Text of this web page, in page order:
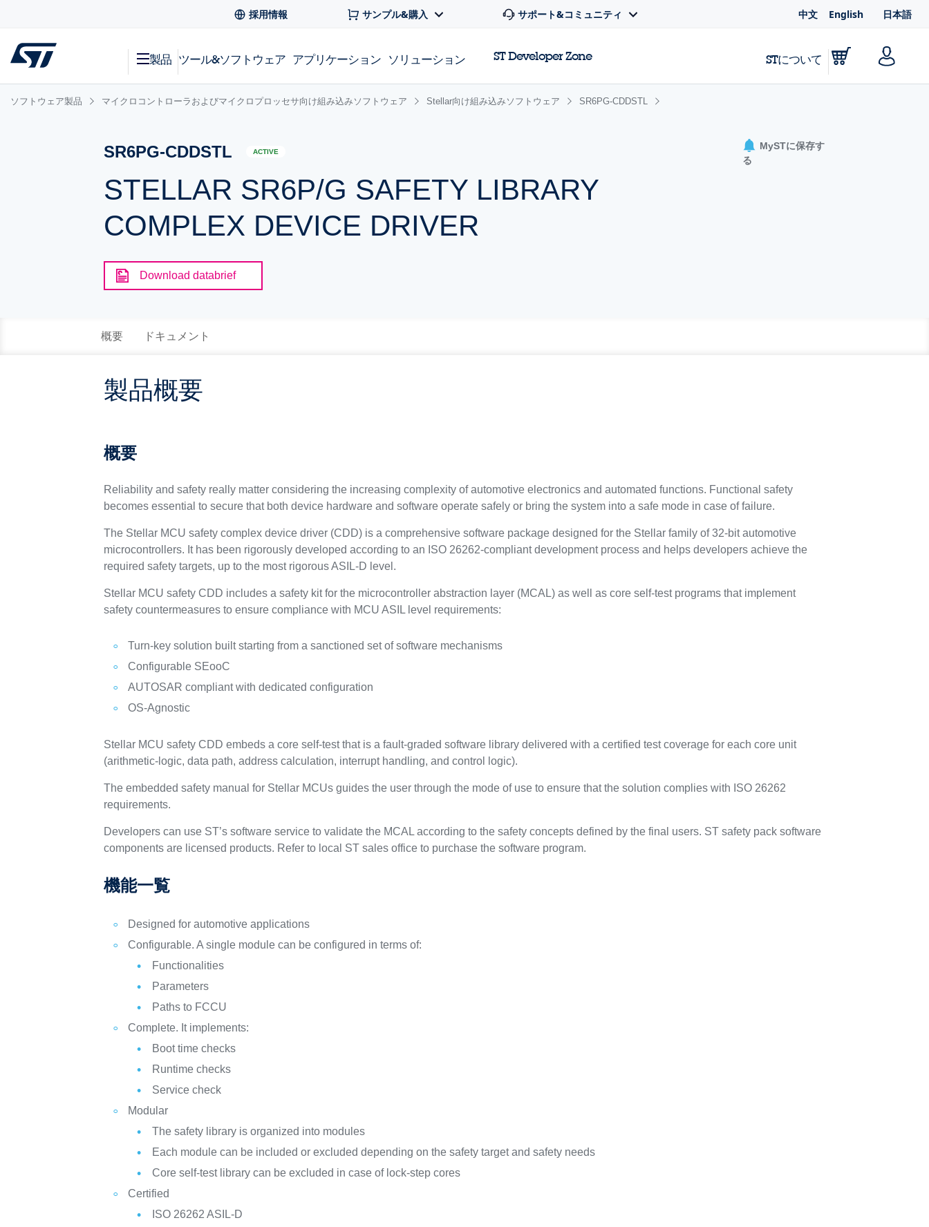
採用情報 サンプル&購入 サポート&コミュニティ 中文 English 日本語
製品 ツール&ソフトウェア アプリケーション ソリューション ST Developer Zone STについて
ソフトウェア製品 マイクロコントローラおよびマイクロプロッセサ向け組み込みソフトウェア Stellar向け組み込みソフトウェア SR6PG-CDDSTL
SR6PG-CDDSTL ACTIVE
STELLAR SR6P/G SAFETY LIBRARY
COMPLEX DEVICE DRIVER
MySTに保存す
る
Download databrief
概要 ドキュメント
製品概要
概要
Reliability and safety really matter considering the increasing complexity of automotive electronics and automated functions. Functional safety
becomes essential to secure that both device hardware and software operate safely or bring the system into a safe mode in case of failure.
The Stellar MCU safety complex device driver (CDD) is a comprehensive software package designed for the Stellar family of 32-bit automotive
microcontrollers. It has been rigorously developed according to an ISO 26262-compliant development process and helps developers achieve the
required safety targets, up to the most rigorous ASIL-D level.
Stellar MCU safety CDD includes a safety kit for the microcontroller abstraction layer (MCAL) as well as core self-test programs that implement
safety countermeasures to ensure compliance with MCU ASIL level requirements:
Turn-key solution built starting from a sanctioned set of software mechanisms
Configurable SEooC
AUTOSAR compliant with dedicated configuration
OS-Agnostic
Stellar MCU safety CDD embeds a core self-test that is a fault-graded software library delivered with a certified test coverage for each core unit
(arithmetic-logic, data path, address calculation, interrupt handling, and control logic).
The embedded safety manual for Stellar MCUs guides the user through the mode of use to ensure that the solution complies with ISO 26262
requirements.
Developers can use ST’s software service to validate the MCAL according to the safety concepts defined by the final users. ST safety pack software
components are licensed products. Refer to local ST sales office to purchase the software program.
機能一覧
Designed for automotive applications
Configurable. A single module can be configured in terms of:
Functionalities
Parameters
Paths to FCCU
Complete. It implements:
Boot time checks
Runtime checks
Service check
Modular
The safety library is organized into modules
Each module can be included or excluded depending on the safety target and safety needs
Core self-test library can be excluded in case of lock-step cores
Certified
ISO 26262 ASIL-D